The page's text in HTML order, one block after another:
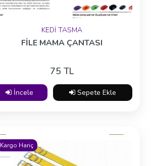
KEDİ TASMA
FİLE MAMA ÇANTASI
75 TL
İncele Sepete Ekle
Kargo Hariç